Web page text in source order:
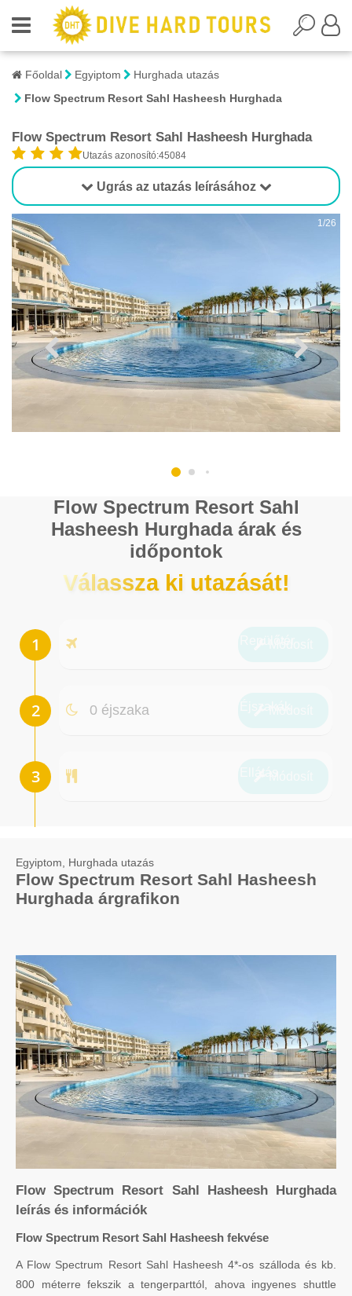
Főoldal Egyiptom
Hurghada utazás
Flow Spectrum Resort Sahl Hasheesh Hurghada
Flow Spectrum Resort Sahl Hasheesh Hurghada
Utazás azonosító:45084
Ugrás az utazás leírásához
1/26
Flow Spectrum Resort Sahl
Hasheesh Hurghada árak és
időpontok
Válassza ki utazását!
0 éjszaka
Egyiptom, Hurghada utazás
Flow Spectrum Resort Sahl Hasheesh
Hurghada árgrafikon
Flow Spectrum Resort Sahl Hasheesh Hurghada
leírás és információk
Flow Spectrum Resort Sahl Hasheesh fekvése
A Flow Spectrum Resort Sahl Hasheesh 4*-os szálloda és kb.
800 méterre fekszik a tengerparttól, ahova ingyenes shuttle